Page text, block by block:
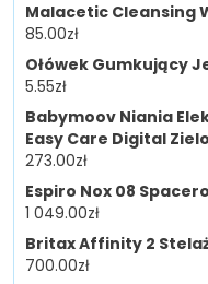
Malacetic Cleansing
85.00zł
Ołówek Gumkujący
5.55zł
Babymoov Niania
Easy Care Digital
273.00zł
Espiro Nox 08
1 049.00zł
Britax Affinity 2
700.00zł